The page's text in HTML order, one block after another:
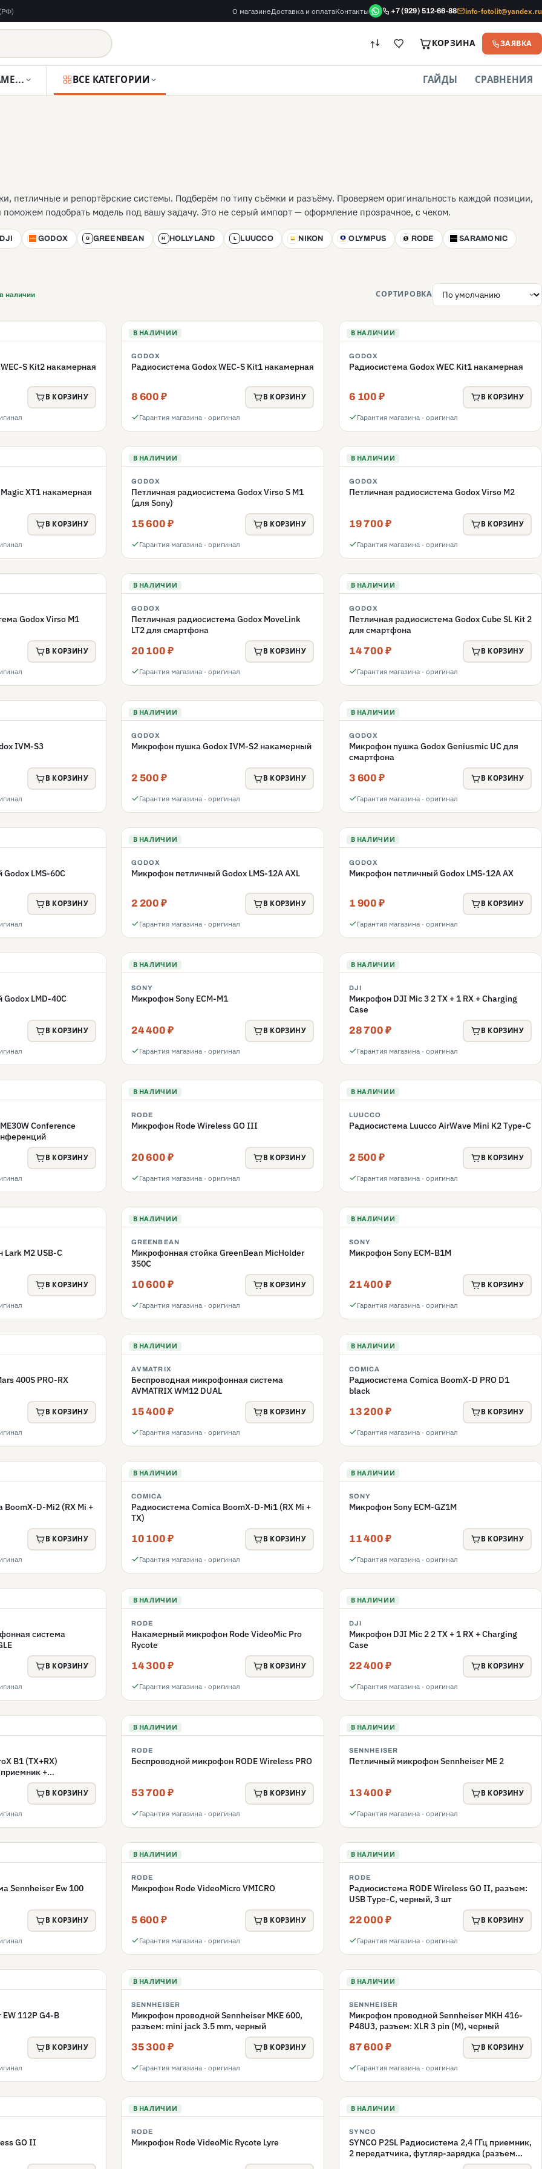
О магазинеДоставка и оплатаКонтакты +7 (929) 512-66-88 info-fotolit@yandex.ru
КОРЗИНА ЗАЯВКА
ВИДЕОКАМЕРЫ ВСЕ КАТЕГОРИИ ГАЙДЫ СРАВНЕНИЯ
и репортёрские системы. Подберём по типу съёмки и разъёму. Проверяем оригинальность каждой позиции,
подобрать модель под вашу задачу. Это не серый импорт — оформление прозрачное, с чеком.
DJI G GODOX G GREENBEAN H HOLLYLAND L LUUCCO N NIKON O OLYMPUS R RODE S SARAMONIC
наличии СОРТИРОВКА
S Kit2 накамерная
В КОРЗИНУ
В НАЛИЧИИ
GODOX
Радиосистема Godox WEC-S Kit1 накамерная
8 600 ₽ В КОРЗИНУ
Гарантия магазина · оригинал
В НАЛИЧИИ
GODOX
Радиосистема Godox WEC Kit1 накамерная
6 100 ₽ В КОРЗИНУ
Гарантия магазина · оригинал
XT1 накамерная
В КОРЗИНУ
В НАЛИЧИИ
GODOX
Петличная радиосистема Godox Virso S M1
(для Sony)
15 600 ₽ В КОРЗИНУ
Гарантия магазина · оригинал
В НАЛИЧИИ
GODOX
Петличная радиосистема Godox Virso M2
19 700 ₽ В КОРЗИНУ
Гарантия магазина · оригинал
Godox Virso M1
В КОРЗИНУ
В НАЛИЧИИ
GODOX
Петличная радиосистема Godox MoveLink
LT2 для смартфона
20 100 ₽ В КОРЗИНУ
Гарантия магазина · оригинал
В НАЛИЧИИ
GODOX
Петличная радиосистема Godox Cube SL Kit 2
для смартфона
14 700 ₽ В КОРЗИНУ
Гарантия магазина · оригинал
IVM-S3
В КОРЗИНУ
В НАЛИЧИИ
GODOX
Микрофон пушка Godox IVM-S2 накамерный
2 500 ₽ В КОРЗИНУ
Гарантия магазина · оригинал
В НАЛИЧИИ
GODOX
Микрофон пушка Godox Geniusmic UC для
смартфона
3 600 ₽ В КОРЗИНУ
Гарантия магазина · оригинал
LMS-60C
В КОРЗИНУ
В НАЛИЧИИ
GODOX
Микрофон петличный Godox LMS-12A AXL
2 200 ₽ В КОРЗИНУ
Гарантия магазина · оригинал
В НАЛИЧИИ
GODOX
Микрофон петличный Godox LMS-12A AX
1 900 ₽ В КОРЗИНУ
Гарантия магазина · оригинал
LMD-40C
В КОРЗИНУ
В НАЛИЧИИ
SONY
Микрофон Sony ECM-M1
24 400 ₽ В КОРЗИНУ
Гарантия магазина · оригинал
В НАЛИЧИИ
DJI
Микрофон DJI Mic 3 2 TX + 1 RX + Charging
Case
28 700 ₽ В КОРЗИНУ
Гарантия магазина · оригинал
Conference
В КОРЗИНУ
В НАЛИЧИИ
RODE
Микрофон Rode Wireless GO III
20 600 ₽ В КОРЗИНУ
Гарантия магазина · оригинал
В НАЛИЧИИ
LUUCCO
Радиосистема Luucco AirWave Mini K2 Type-C
2 500 ₽ В КОРЗИНУ
Гарантия магазина · оригинал
M2 USB-C
В КОРЗИНУ
В НАЛИЧИИ
GREENBEAN
Микрофонная стойка GreenBean MicHolder
350C
10 600 ₽ В КОРЗИНУ
Гарантия магазина · оригинал
В НАЛИЧИИ
SONY
Микрофон Sony ECM-B1M
21 400 ₽ В КОРЗИНУ
Гарантия магазина · оригинал
400S PRO-RX
В КОРЗИНУ
В НАЛИЧИИ
AVMATRIX
Беспроводная микрофонная система
AVMATRIX WM12 DUAL
15 400 ₽ В КОРЗИНУ
Гарантия магазина · оригинал
В НАЛИЧИИ
COMICA
Радиосистема Comica BoomX-D PRO D1
black
13 200 ₽ В КОРЗИНУ
Гарантия магазина · оригинал
BoomX-D-Mi2 (RX Mi +
В КОРЗИНУ
В НАЛИЧИИ
COMICA
Радиосистема Comica BoomX-D-Mi1 (RX Mi +
TX)
10 100 ₽ В КОРЗИНУ
Гарантия магазина · оригинал
В НАЛИЧИИ
SONY
Микрофон Sony ECM-GZ1M
11 400 ₽ В КОРЗИНУ
Гарантия магазина · оригинал
система
В КОРЗИНУ
В НАЛИЧИИ
RODE
Накамерный микрофон Rode VideoMic Pro
Rycote
14 300 ₽ В КОРЗИНУ
Гарантия магазина · оригинал
В НАЛИЧИИ
DJI
Микрофон DJI Mic 2 2 TX + 1 RX + Charging
Case
22 400 ₽ В КОРЗИНУ
Гарантия магазина · оригинал
B1 (TX+RX)
+
В КОРЗИНУ
В НАЛИЧИИ
RODE
Беспроводной микрофон RODE Wireless PRO
53 700 ₽ В КОРЗИНУ
Гарантия магазина · оригинал
В НАЛИЧИИ
SENNHEISER
Петличный микрофон Sennheiser ME 2
13 400 ₽ В КОРЗИНУ
Гарантия магазина · оригинал
Sennheiser Ew 100
В КОРЗИНУ
В НАЛИЧИИ
RODE
Микрофон Rode VideoMicro VMICRO
5 600 ₽ В КОРЗИНУ
Гарантия магазина · оригинал
В НАЛИЧИИ
RODE
Радиосистема RODE Wireless GO II, разъем:
USB Type-C, черный, 3 шт
22 000 ₽ В КОРЗИНУ
Гарантия магазина · оригинал
112P G4-B
В КОРЗИНУ
В НАЛИЧИИ
SENNHEISER
Микрофон проводной Sennheiser MKE 600,
разъем: mini jack 3.5 mm, черный
35 300 ₽ В КОРЗИНУ
Гарантия магазина · оригинал
В НАЛИЧИИ
SENNHEISER
Микрофон проводной Sennheiser MKH 416-
P48U3, разъем: XLR 3 pin (M), черный
87 600 ₽ В КОРЗИНУ
Гарантия магазина · оригинал
GO II
В НАЛИЧИИ
RODE
Микрофон Rode VideoMic Rycote Lyre
В НАЛИЧИИ
SYNCO
SYNCO P2SL Радиосистема 2,4 ГГц приемник,
2 передатчика, футляр-зарядка (разъем